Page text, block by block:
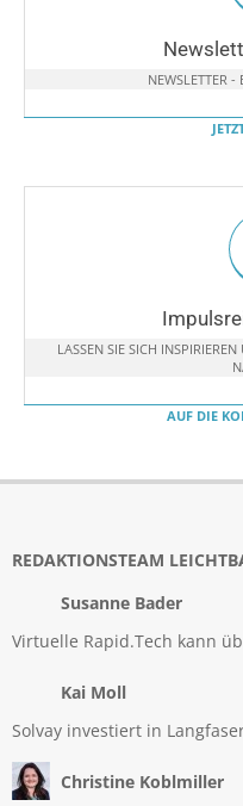
NEWSLETTER -
LASSEN SIE SICH
AUF DIE
REDAKTIONSTEAM
Susanne Bader
Virtuelle Rapid.Tech kann
Kai Moll
Solvay investiert in
Christine Koblmiller